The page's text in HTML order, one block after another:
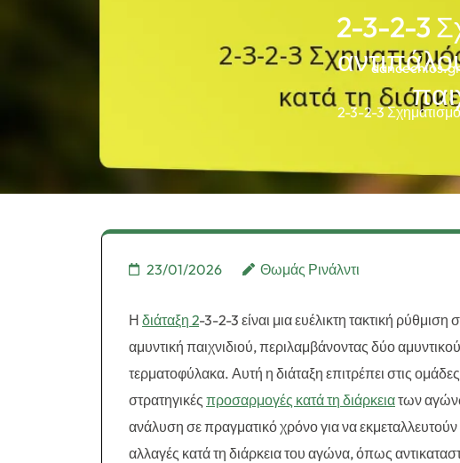
2-3-2-3
2-3-2-3
23/01/2026 Θωμάς Ρινάλντι
Η διάταξη 2-3-2-3 είναι μια ευέλικτη τακτική
αμυντική παιχνιδιού, περιλαμβάνοντας δύο
τερματοφύλακα. Αυτή η διάταξη επιτρέπει στις
στρατηγικές προσαρμογές κατά τη διάρκειατων
ανάλυση σε πραγματικό χρόνο για να
αλλαγές κατά τη διάρκεια του αγώνα, όπως